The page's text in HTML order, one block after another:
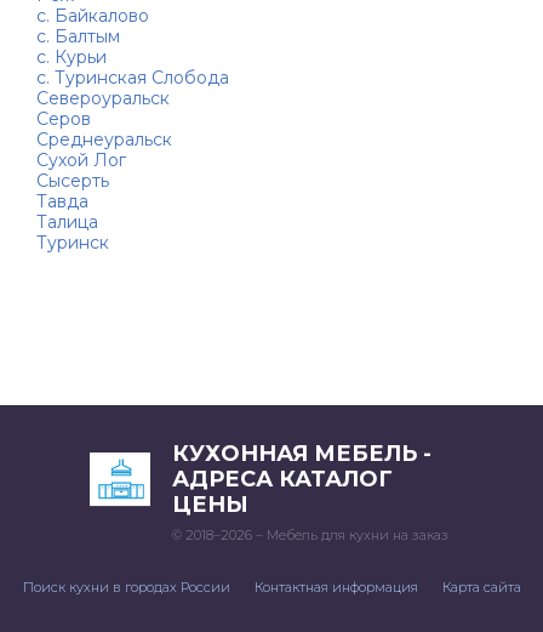
с. Байкалово
с. Балтым
с. Курьи
с. Туринская Слобода
Североуральск
Серов
Среднеуральск
Сухой Лог
Сысерть
Тавда
Талица
Туринск
КУХОННАЯ МЕБЕЛЬ -
АДРЕСА КАТАЛОГ
ЦЕНЫ
© 2018–2026 – Мебель для кухни на заказ
Поиск кухни в городах России Контактная информация Карта сайта